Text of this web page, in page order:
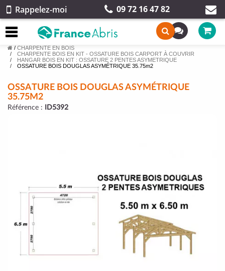
Rappelez-moi 09 72 16 47 82
/ CHARPENTE EN BOIS
CHARPENTE BOIS EN KIT - OSSATURE BOIS CARPORT À COUVRIR
HANGAR BOIS EN KIT : OSSATURE 2 PENTES ASYMETRIQUE
OSSATURE BOIS DOUGLAS ASYMÉTRIQUE 35.75m2
OSSATURE BOIS DOUGLAS ASYMÉTRIQUE
35.75M2
Référence : ID5392